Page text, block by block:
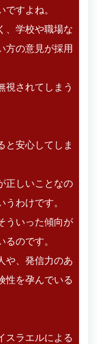
すよね。
、学校や職場な
方の意見が採用
視されてしまう
と安心してしま
正しいことなの
わけです。
ういった傾向が
のです。
や、発信力のあ
性を孕んでいる
スラエルによる